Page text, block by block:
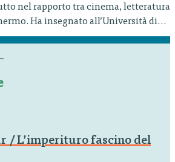
nel rapporto tra cinema, letteratura
Ha insegnato all’Università di
Sorbonne Nouvelle-Paris 3.
/ L’imperituro fascino del